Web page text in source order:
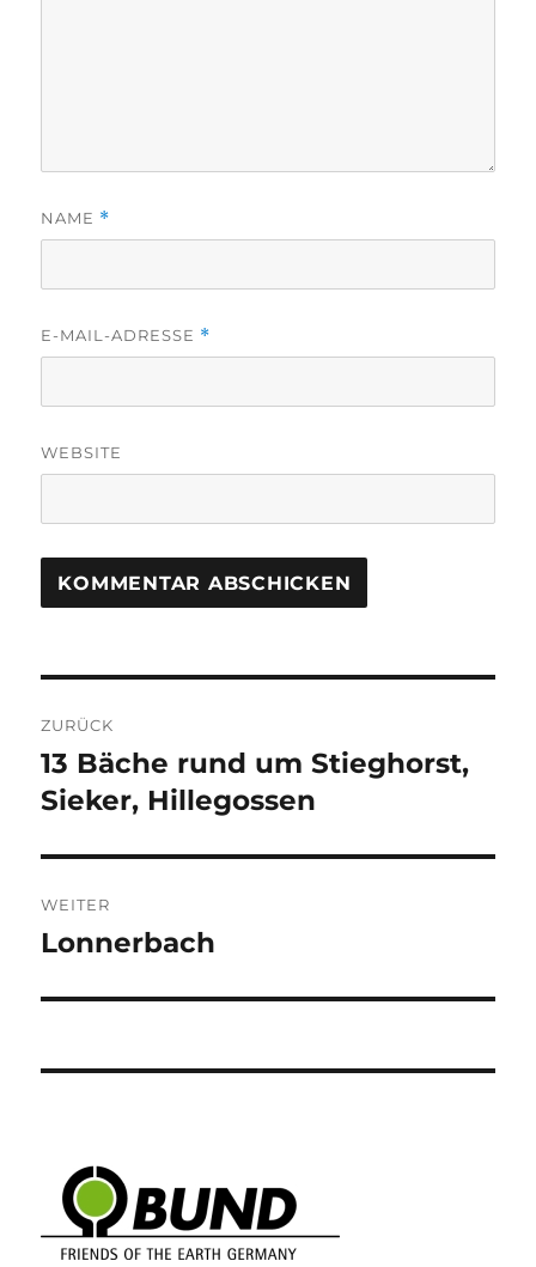
NAME *
E-MAIL-ADRESSE *
WEBSITE
ZURÜCK
Vorheriger
Beitrag:
13 Bäche rund um Stieghorst,
Sieker, Hillegossen
WEITER
Nächster
Lonnerbach